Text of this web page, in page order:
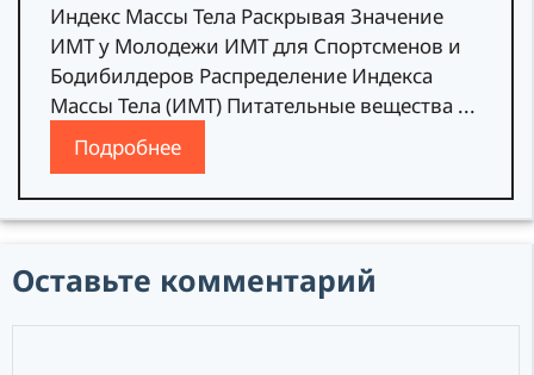
Индекс Массы Тела Раскрывая Значение
ИМТ у Молодежи ИМТ для Спортсменов и
Бодибилдеров Распределение Индекса
Массы Тела (ИМТ) Питательные вещества ...
Подробнее
Оставьте комментарий